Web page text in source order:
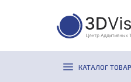
КАТАЛОГ